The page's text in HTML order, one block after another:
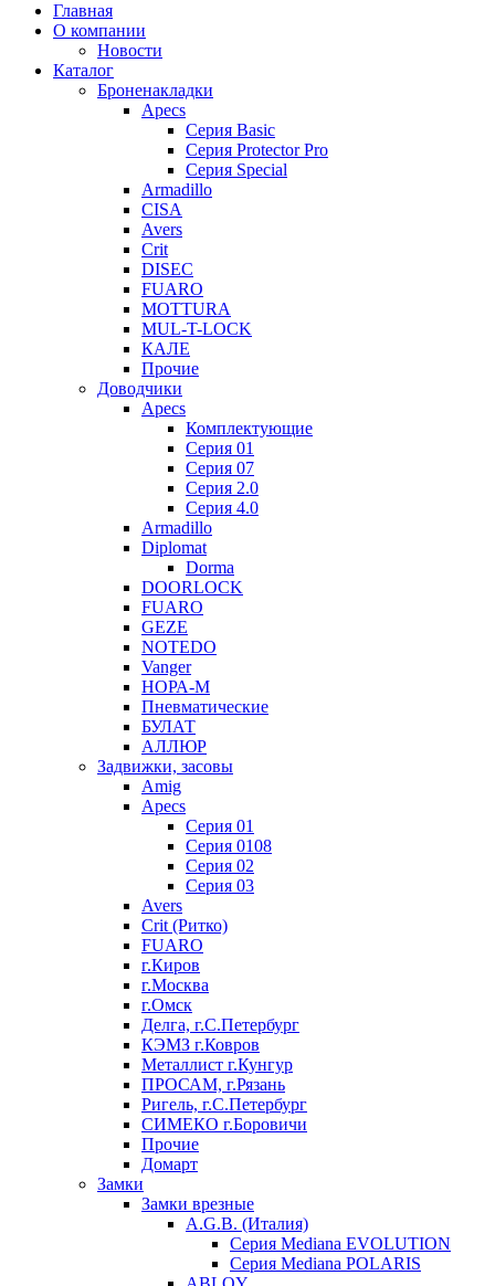
Главная
О компании
Новости
Каталог
Броненакладки
Apecs
Серия Basic
Серия Protector Pro
Серия Special
Armadillo
CISA
Avers
Crit
DISEC
FUARO
MOTTURA
MUL-T-LOCK
КАЛЕ
Прочие
Доводчики
Apecs
Комплектующие
Серия 01
Серия 07
Серия 2.0
Серия 4.0
Armadillo
Diplomat
Dorma
DOORLOCK
FUARO
GEZE
NOTEDO
Vanger
НОРА-М
Пневматические
БУЛАТ
АЛЛЮР
Задвижки, засовы
Amig
Apecs
Серия 01
Серия 0108
Серия 02
Серия 03
Avers
Crit (Ритко)
FUARO
г.Киров
г.Москва
г.Омск
Делга, г.С.Петербург
КЭМЗ г.Ковров
Металлист г.Кунгур
ПРОСАМ, г.Рязань
Ригель, г.С.Петербург
СИМЕКО г.Боровичи
Прочие
Домарт
Замки
Замки врезные
A.G.B. (Италия)
Серия Mediana EVOLUTION
Серия Mediana POLARIS